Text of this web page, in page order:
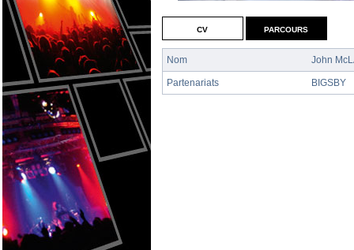
cv
Nom John
Partenariats BIGSBY
parcours